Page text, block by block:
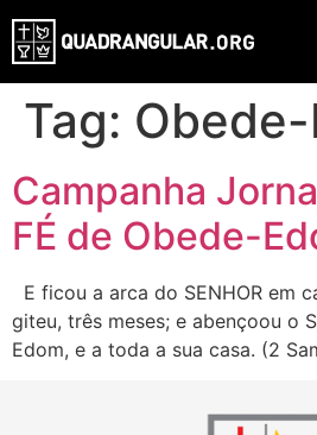
Tag:
Campanha
FÉ de Obede-
E ficou a arca do SENHOR em
giteu, três meses; e abençoou o
Edom, e a toda a sua casa. (2